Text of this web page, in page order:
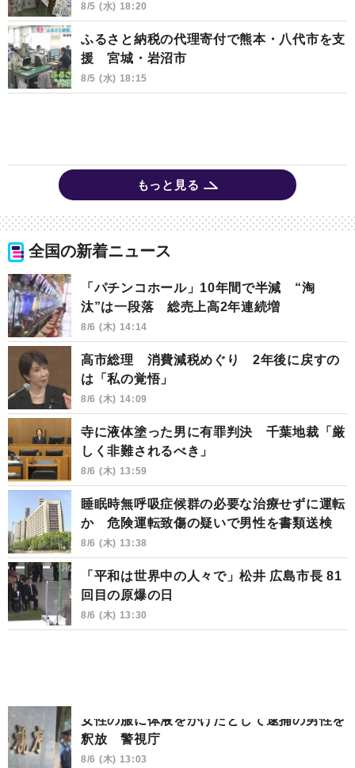
8/5 (水) 18:20
ふるさと納税の代理寄付で熊本・八代市を支
援 宮城・岩沼市
8/5 (水) 18:15
もっと見る
全国の新着ニュース
「パチンコホール」10年間で半減 “淘
汰”は一段落 総売上高2年連続増
8/6 (木) 14:14
高市総理 消費減税めぐり 2年後に戻すの
は「私の覚悟」
8/6 (木) 14:09
寺に液体塗った男に有罪判決 千葉地裁「厳
しく非難されるべき」
8/6 (木) 13:59
睡眠時無呼吸症候群の必要な治療せずに運転
か 危険運転致傷の疑いで男性を書類送検
8/6 (木) 13:38
「平和は世界中の人々で」松井 広島市長 81
回目の原爆の日
8/6 (木) 13:30
女性の服に体液をかけたとして逮捕の男性を
釈放 警視庁
8/6 (木) 13:03